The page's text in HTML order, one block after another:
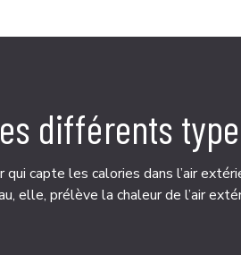
différents
qui capte les calories dans l’air
elle, prélève la chaleur de l’air